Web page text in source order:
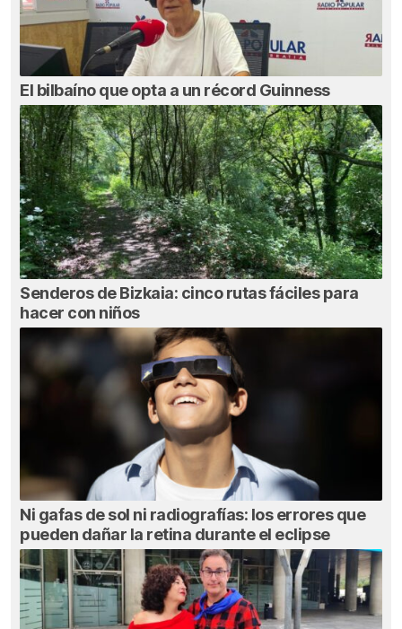
El bilbaíno que opta a un récord Guinness
Senderos de Bizkaia: cinco rutas fáciles para
hacer con niños
Ni gafas de sol ni radiografías: los errores que
pueden dañar la retina durante el eclipse